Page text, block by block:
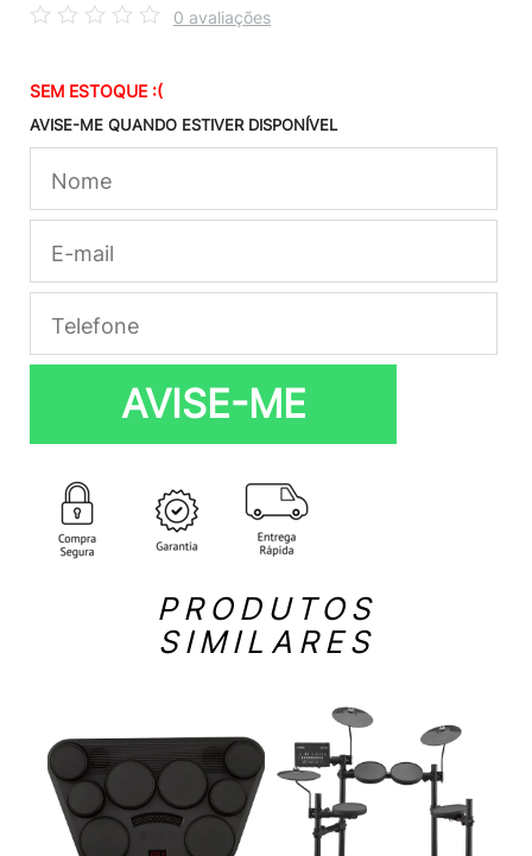
0 avaliações
SEM ESTOQUE :(
AVISE-ME QUANDO ESTIVER DISPONÍVEL
AVISE-ME
PRODUTOS
SIMILARES